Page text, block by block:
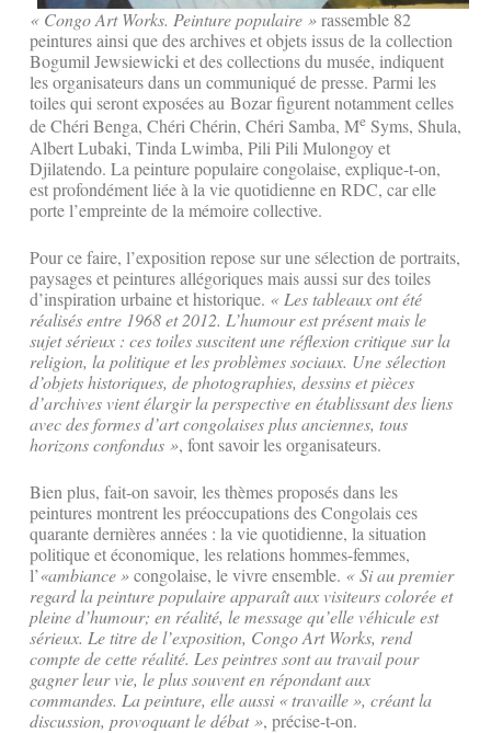
« Congo Art Works. Peinture populaire »rassemble 82
peintures ainsi que des archives et objets issus de la collection
Bogumil Jewsiewicki et des collections du musée, indiquent
les organisateurs dans un communiqué de presse. Parmi les
toiles qui seront exposées au Bozar figurent notamment celles
de Chéri Benga, Chéri Chérin, Chéri Samba, Me Syms, Shula,
Albert Lubaki, Tinda Lwimba, Pili Pili Mulongoy et
Djilatendo. La peinture populaire congolaise, explique-t-on,
est profondément liée à la vie quotidienne en RDC, car elle
porte l’empreinte de la mémoire collective.
Pour ce faire, l’exposition repose sur une sélection de portraits,
paysages et peintures allégoriques mais aussi sur des toiles
d’inspiration urbaine et historique. « Les tableaux ont été
réalisés entre 1968 et 2012. L’humour est présent mais le
sujet sérieux : ces toiles suscitent une réflexion critique sur la
religion, la politique et les problèmes sociaux. Une sélection
d’objets historiques, de photographies, dessins et pièces
d’archives vient élargir la perspective en établissant des liens
avec des formes d’art congolaises plus anciennes, tous
horizons confondus », font savoir les organisateurs.
Bien plus, fait-on savoir, les thèmes proposés dans les
peintures montrent les préoccupations des Congolais ces
quarante dernières années : la vie quotidienne, la situation
politique et économique, les relations hommes-femmes,
l’«ambiance »congolaise, le vivre ensemble. « Si au premier
regard la peinture populaire apparaît aux visiteurs colorée et
pleine d’humour; en réalité, le message qu’elle véhicule est
sérieux. Le titre de l’exposition, Congo Art Works, rend
compte de cette réalité. Les peintres sont au travail pour
gagner leur vie, le plus souvent en répondant aux
commandes. La peinture, elle aussi « travaille », créant la
discussion, provoquant le débat », précise-t-on.